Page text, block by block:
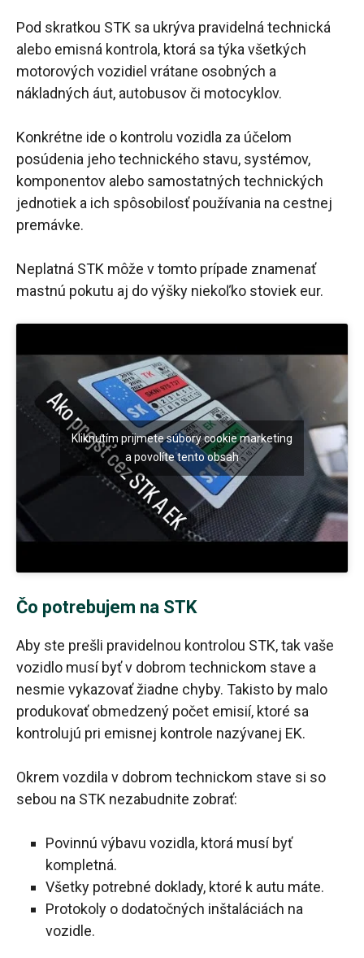
Pod skratkou STK sa ukrýva pravidelná technická
alebo emisná kontrola, ktorá sa týka všetkých
motorových vozidiel vrátane osobných a
nákladných áut, autobusov či motocyklov.
Konkrétne ide o kontrolu vozidla za účelom
posúdenia jeho technického stavu, systémov,
komponentov alebo samostatných technických
jednotiek a ich spôsobilosť používania na cestnej
premávke.
Neplatná STK môže v tomto prípade znamenať
mastnú pokutu aj do výšky niekoľko stoviek eur.
Kliknutím prijmete súbory cookie marketing
a povolíte tento obsah
Čo potrebujem na STK
Aby ste prešli pravidelnou kontrolou STK, tak vaše
vozidlo musí byť v dobrom technickom stave a
nesmie vykazovať žiadne chyby. Takisto by malo
produkovať obmedzený počet emisií, ktoré sa
kontrolujú pri emisnej kontrole nazývanej EK.
Okrem vozdila v dobrom technickom stave si so
sebou na STK nezabudnite zobrať:
Povinnú výbavu vozidla, ktorá musí byť
kompletná.
Všetky potrebné doklady, ktoré k autu máte.
Protokoly o dodatočných inštaláciách na
vozidle.